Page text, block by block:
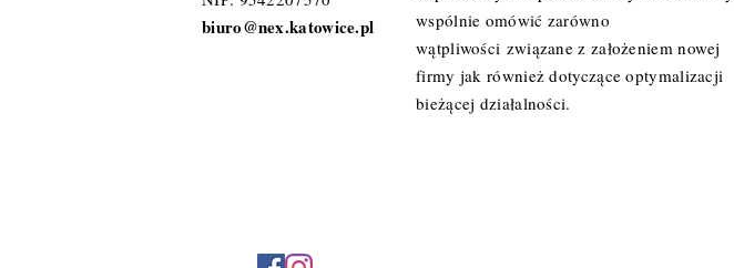
wspólnie omówić zarówno
wątpliwości związane z założeniem nowej
firmy jak również dotyczące optymalizacji
bieżącej działalności.
biuro@nex.katowice.pl